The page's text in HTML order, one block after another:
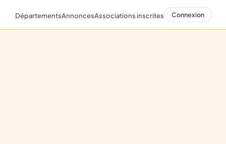
DépartementsAnnoncesAssociations inscrites Connexion